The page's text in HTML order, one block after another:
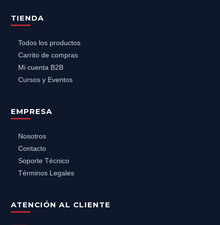
TIENDA
Todos los productos
Carrito de compras
Mi cuenta B2B
Cursos y Eventos
EMPRESA
Nosotros
Contacto
Soporte Técnico
Términos Legales
ATENCIÓN AL CLIENTE